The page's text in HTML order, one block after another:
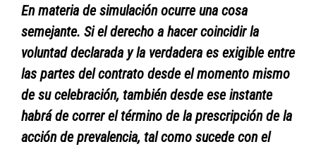
En materia de simulación ocurre una cosa
semejante. Si el derecho a hacer coincidir la
voluntad declarada y la verdadera es exigible entre
las partes del contrato desde el momento mismo
de su celebración, también desde ese instante
habrá de correr el término de la prescripción de la
acción de prevalencia, tal como sucede con el